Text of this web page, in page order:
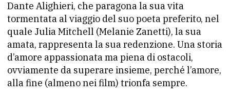
Dante Alighieri, che paragona la sua vita
tormentata al viaggio del suo poeta preferito, nel
quale Julia Mitchell (Melanie Zanetti), la sua
amata, rappresenta la sua redenzione. Una storia
d’amore appassionata ma piena di ostacoli,
ovviamente da superare insieme, perché l’amore,
alla fine (almeno nei film) trionfa sempre.